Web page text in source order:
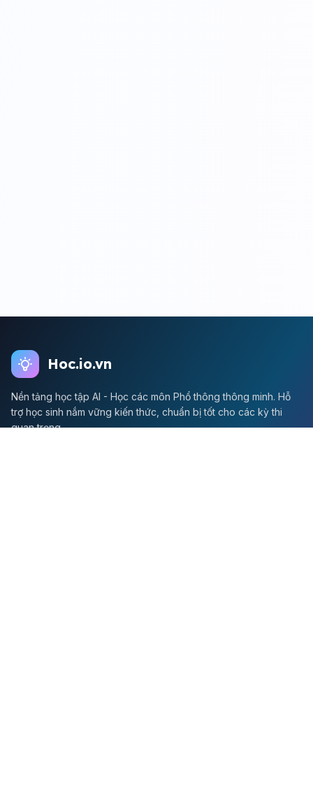
Hoc.io.vn
Nền tảng học tập AI - Học các môn Phổ thông thông minh. Hỗ
trợ học sinh nắm vững kiến thức, chuẩn bị tốt cho các kỳ thi
quan trọng.